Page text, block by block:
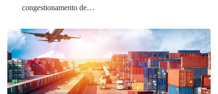
congestionamento de…